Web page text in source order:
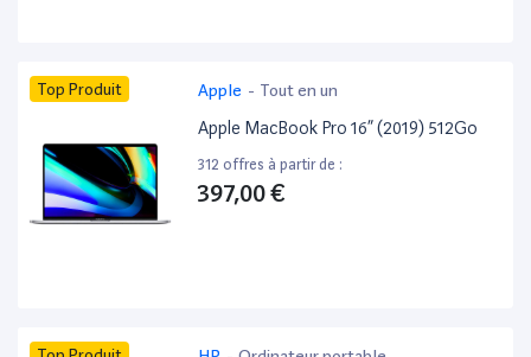
Top Produit Apple - Tout en un
Apple MacBook Pro 16” (2019) 512Go
312 offres à partir de :
397,00 €